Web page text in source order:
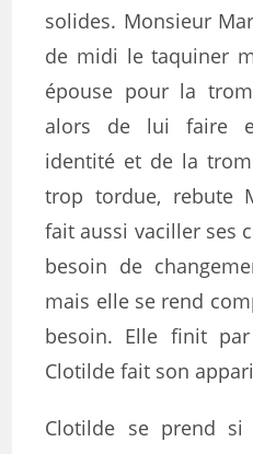
solides. Monsieur
de midi le taquiner
épouse pour la
alors de lui faire
identité et de la
trop tordue, rebute
fait aussi vaciller ses
besoin de
mais elle se rend
besoin. Elle finit
Clotilde fait son
Clotilde se prend si